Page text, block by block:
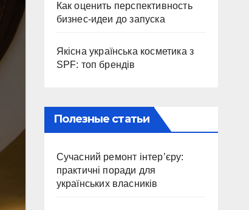
Как оценить перспективность
бизнес-идеи до запуска
Якісна українська косметика з
SPF: топ брендів
Полезные статьи
Сучасний ремонт інтер’єру:
практичні поради для
українських власників